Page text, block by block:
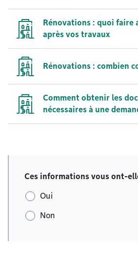
Rénovations : quoi faire
après vos travaux
Rénovations : combien
Comment obtenir les
nécessaires à une
Ces informations vous ont-
Oui
Non